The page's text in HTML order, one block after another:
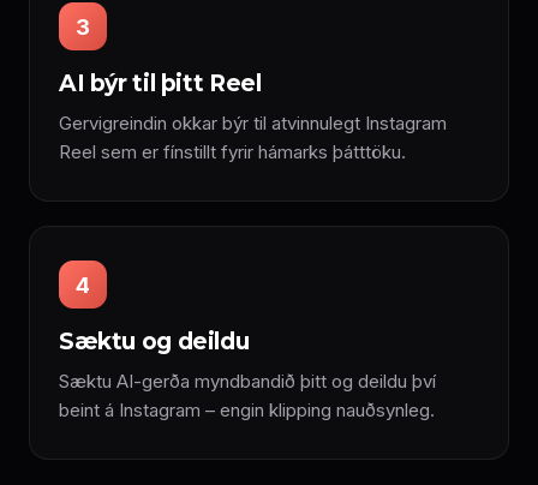
3
AI býr til þitt Reel
Gervigreindin okkar býr til atvinnulegt Instagram
Reel sem er fínstillt fyrir hámarks þátttöku.
4
Sæktu og deildu
Sæktu AI-gerða myndbandið þitt og deildu því
beint á Instagram – engin klipping nauðsynleg.